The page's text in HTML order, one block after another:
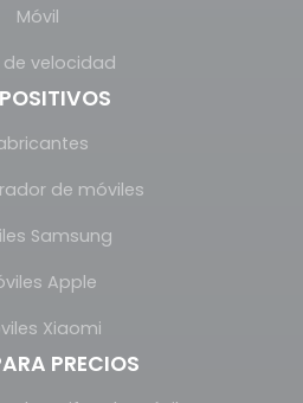
Móvil
de velocidad
de móviles
Samsung
Apple
Xiaomi
PRECIOS